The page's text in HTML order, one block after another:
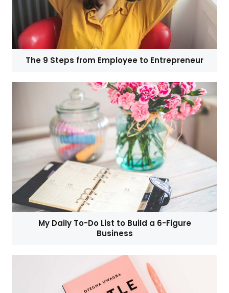
The 9 Steps from Employee to Entrepreneur
My Daily To-Do List to Build a 6-Figure
Business